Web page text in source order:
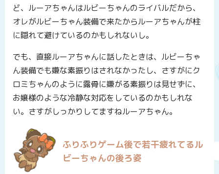
ど、ルーアちゃんはルビーちゃんのライバルだから、
オレがルビーちゃん装備で来たからルーアちゃんが柱
に隠れて避けているのかもしれないし。
でも、直接ルーアちゃんに話したときは、ルビーちゃ
ん装備でも嫌な素振りはされなかったし、さすがにク
ロミちゃんのように露骨に嫌がる素振りは見せずに、
お嬢様のような冷静な対応をしているのかもしれな
い。さすがしっかりしてますねルーアちゃん。
ふりふりゲーム後で若干疲れてるル
ビーちゃんの後ろ姿